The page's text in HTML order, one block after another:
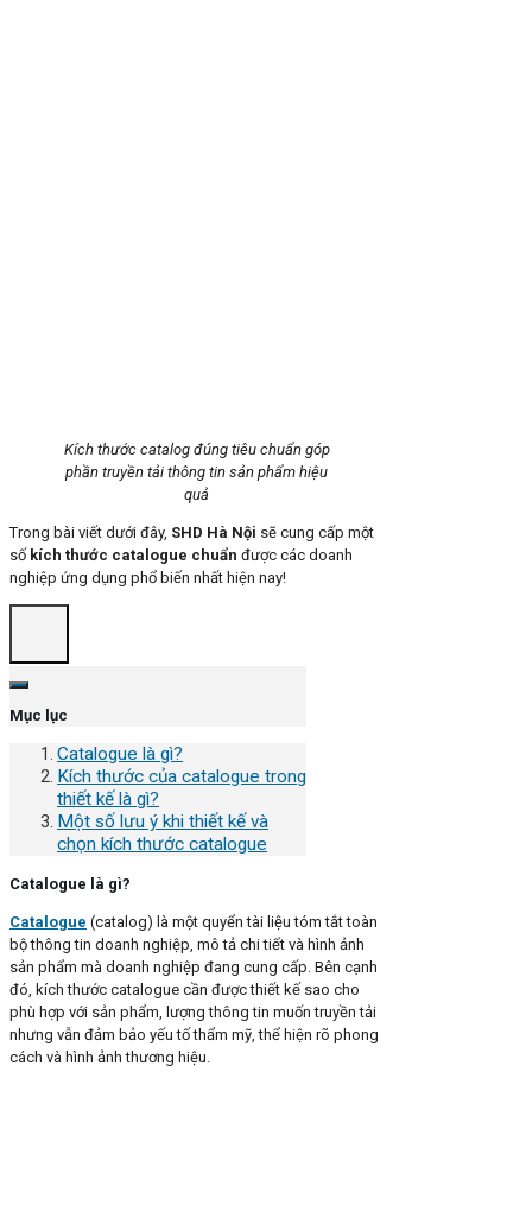
Kích thước catalog đúng tiêu chuẩn góp
phần truyền tải thông tin sản phẩm hiệu
quả
Trong bài viết dưới đây, SHD Hà Nội sẽ cung cấp một
số kích thước catalogue chuẩn được các doanh
nghiệp ứng dụng phổ biến nhất hiện nay!
Mục lục
Catalogue là gì?
Kích thước của catalogue trong
thiết kế là gì?
Một số lưu ý khi thiết kế và
chọn kích thước catalogue
Catalogue là gì?
Catalogue (catalog) là một quyển tài liệu tóm tắt toàn
bộ thông tin doanh nghiệp, mô tả chi tiết và hình ảnh
sản phẩm mà doanh nghiệp đang cung cấp. Bên cạnh
đó, kích thước catalogue cần được thiết kế sao cho
phù hợp với sản phẩm, lượng thông tin muốn truyền tải
nhưng vẫn đảm bảo yếu tố thẩm mỹ, thể hiện rõ phong
cách và hình ảnh thương hiệu.